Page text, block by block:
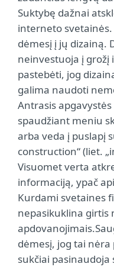
Suktybę dažnai
interneto
dėmesį į jų dizainą.
neinvestuoja į grožį
pastebėti, jog
galima naudoti
Antrasis
spaudžiant meniu
arba veda į puslapį
construction“ (liet.
Visuomet verta
informaciją, ypač
Kurdami svetaines
nepasikuklina girtis
dėmesį, jog tai
sukčiai